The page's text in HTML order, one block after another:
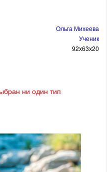
Ольга Михеева
Ученик
92х63х20
ни один тип